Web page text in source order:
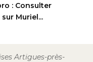
: Consulter
Muriel...
Artigues-près-